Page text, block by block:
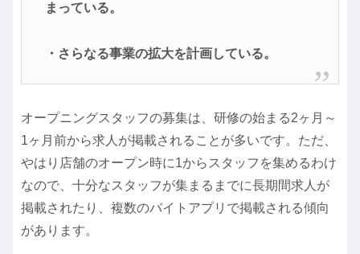
まっている。
・さらなる事業の拡大を計画している。
オープニングスタッフの募集は、研修の始まる2ヶ月～
1ヶ月前から求人が掲載されることが多いです。ただ、
やはり店舗のオープン時に1からスタッフを集めるわけ
なので、十分なスタッフが集まるまでに長期間求人が
掲載されたり、複数のバイトアプリで掲載される傾向
があります。